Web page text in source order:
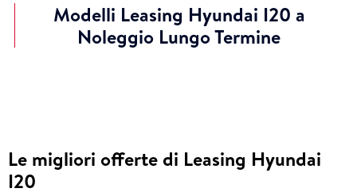
Modelli Leasing Hyundai I20 a
Noleggio Lungo Termine
Le migliori offerte di Leasing Hyundai
I20